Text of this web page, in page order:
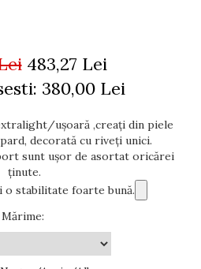
483,27 Lei
380,00 Lei
ușoară ,creați din piele
decorată cu riveți unici.
sunt ușor de asortat oricărei
ținute.
o stabilitate foarte bună.
Mărime: